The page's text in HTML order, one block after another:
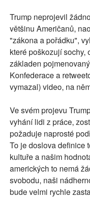
Trump neprojevil
většinu Američanů,
"zákona a pořádku",
které poškozují sochy,
základen
Konfederace a
vymazal) video, na
Ve svém projevu
vyhání lidi z práce,
požaduje naprosté
To je doslova definice
kultuře a našim
amerických to nemá
svobodu, naši
bude velmi rychle